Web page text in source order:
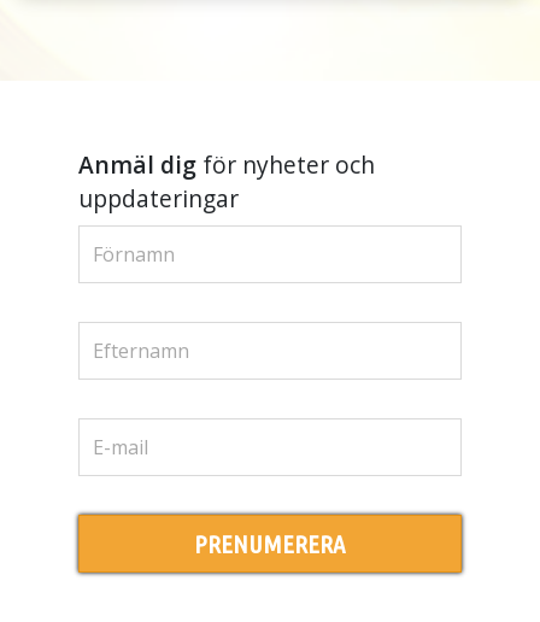
Anmäl digför nyheter och
uppdateringar
PRENUMERERA